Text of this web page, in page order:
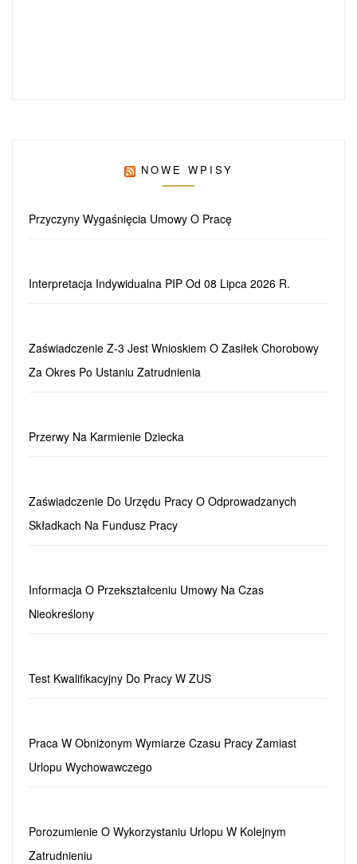
NOWE WPISY
Przyczyny Wygaśnięcia Umowy O Pracę
Interpretacja Indywidualna PIP Od 08 Lipca 2026 R.
Zaświadczenie Z-3 Jest Wnioskiem O Zasiłek Chorobowy
Za Okres Po Ustaniu Zatrudnienia
Przerwy Na Karmienie Dziecka
Zaświadczenie Do Urzędu Pracy O Odprowadzanych
Składkach Na Fundusz Pracy
Informacja O Przekształceniu Umowy Na Czas
Nieokreślony
Test Kwalifikacyjny Do Pracy W ZUS
Praca W Obniżonym Wymiarze Czasu Pracy Zamiast
Urlopu Wychowawczego
Porozumienie O Wykorzystaniu Urlopu W Kolejnym
Zatrudnieniu